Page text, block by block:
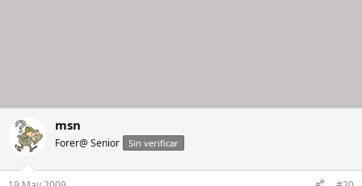
msn
Forer@ Senior Sin verificar